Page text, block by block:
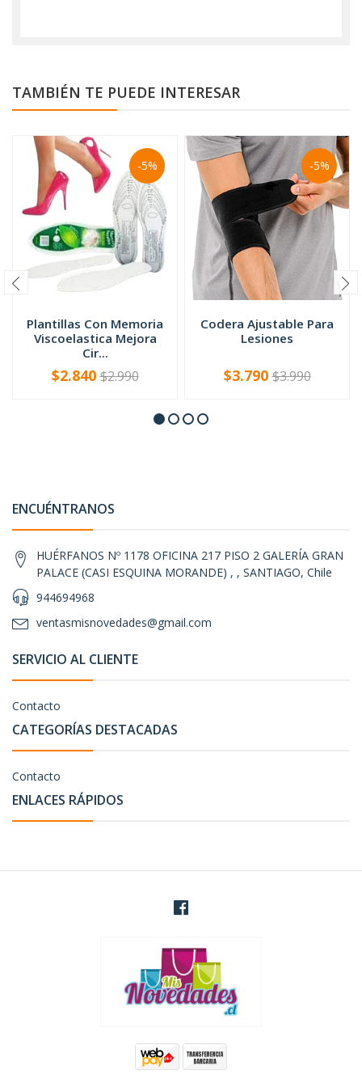
TAMBIÉN TE PUEDE INTERESAR
-5%
Plantillas Con Memoria
Viscoelastica Mejora
Cir...
+
$2.840$2.990
-5%
Codera Ajustable Para
Lesiones
+
$3.790$3.990
ENCUÉNTRANOS
HUÉRFANOS Nº 1178 OFICINA 217 PISO 2 GALERÍA GRAN
PALACE (CASI ESQUINA MORANDE) , , SANTIAGO, Chile
944694968
ventasmisnovedades@gmail.com
SERVICIO AL CLIENTE
Contacto
CATEGORÍAS DESTACADAS
Contacto
ENLACES RÁPIDOS